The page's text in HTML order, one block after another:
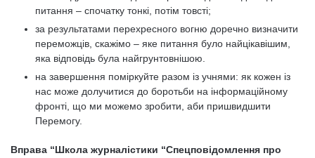
питання – спочатку тонкі, потім товсті;
за результатами перехресного вогню доречно визначити
переможців, скажімо – яке питання було найцікавішим,
яка відповідь була найгрунтовнішою.
на завершення поміркуйте разом із учнями: як кожен із
нас може долучитися до боротьби на інформаційному
фронті, що ми можемо зробити, аби пришвидшити
Перемогу.
Вправа “Школа журналістики “Спецповідомлення про